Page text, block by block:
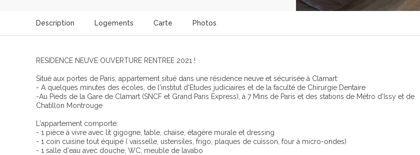
Description Logements Carte Photos
RESIDENCE NEUVE OUVERTURE RENTREE 2021 !
Situé aux portes de Paris, appartement situé dans une résidence neuve et sécurisée à Clamart:
- A quelques minutes des écoles, de l'institut d'Etudes judiciaires et de la faculté de Chirurgie Dentaire
-Au Pieds de la Gare de Clamart (SNCF et Grand Paris Express), à 7 Mins de Paris et des stations de Métro d'Issy et de
Chatillon Montrouge
L'appartement comporte:
- 1 pièce à vivre avec lit gigogne, table, chaise, étagère murale et dressing
- 1 coin cuisine tout équipé ( vaisselle, ustensiles, frigo, plaques de cuisson, four à micro-ondes)
- 1 salle d'eau avec douche, WC, meuble de lavabo